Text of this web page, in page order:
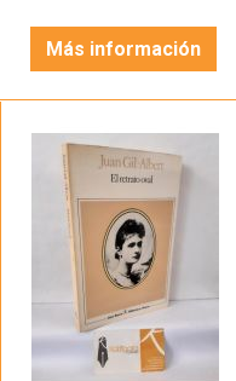
Más información